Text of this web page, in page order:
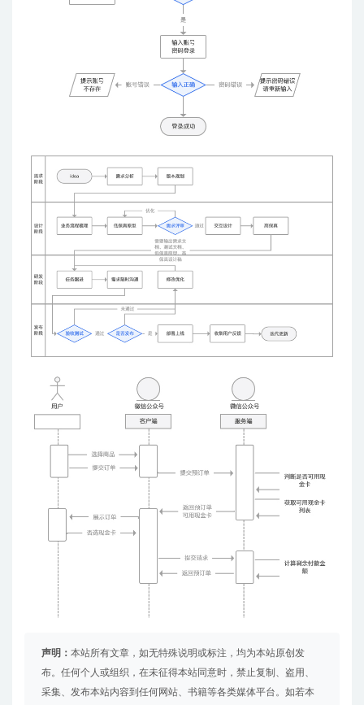
声明： 本站所有文章，如无特殊说明或标注，均为本站原创发
布。任何个人或组织，在未征得本站同意时，禁止复制、盗用、
采集、发布本站内容到任何网站、书籍等各类媒体平台。如若本